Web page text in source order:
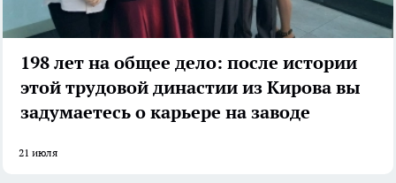
198 лет на общее дело: после истории
этой трудовой династии из Кирова вы
задумаетесь о карьере на заводе
21 июля